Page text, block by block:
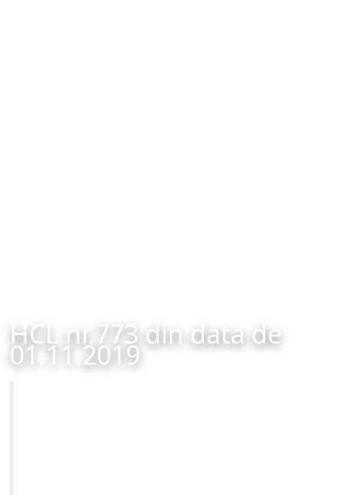
HCL nr.773 din data de
01.11.2019